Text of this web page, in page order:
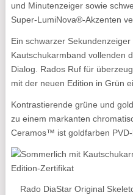
und Minutenzeiger sowie
Super-LumiNova®-Akzenten
Ein schwarzer
Kautschukarmband vollenden
Dialog. Rados Ruf für
mit der neuen Edition in Grün
Kontrastierende grüne und
zu einem markanten
Ceramos™ ist goldfarben PVD-
Rado DiaStar Original